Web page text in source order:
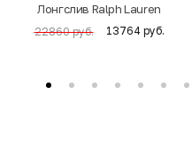
Лонгслив Ralph Lauren
22860 руб. 13764 руб.